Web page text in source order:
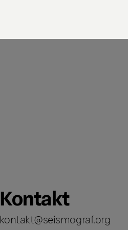
Kontakt
kontakt@seismograf.org